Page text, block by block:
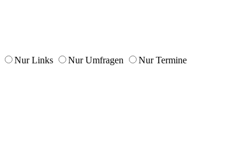
Nur Links Nur Umfragen
Nur Termine